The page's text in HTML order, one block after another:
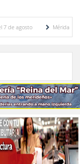
Mérida territorio